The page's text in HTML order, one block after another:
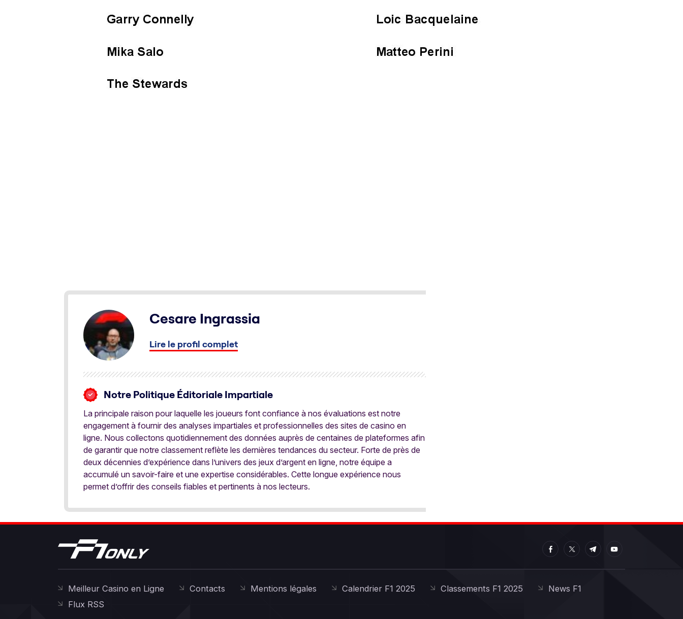
Cesare Ingrassia
Lire le profil complet
Notre Politique Éditoriale Impartiale
La principale raison pour laquelle les joueurs font confiance à nos évaluations est notre
engagement à fournir des analyses impartiales et professionnelles des sites de casino en
ligne. Nous collectons quotidiennement des données auprès de centaines de plateformes afin
de garantir que notre classement reflète les dernières tendances du secteur. Forte de près de
deux décennies d’expérience dans l’univers des jeux d’argent en ligne, notre équipe a
accumulé un savoir-faire et une expertise considérables. Cette longue expérience nous
permet d’offrir des conseils fiables et pertinents à nos lecteurs.
Meilleur Casino en Ligne Contacts Mentions légales Calendrier F1 2025 Classements F1 2025
News F1
Flux RSS